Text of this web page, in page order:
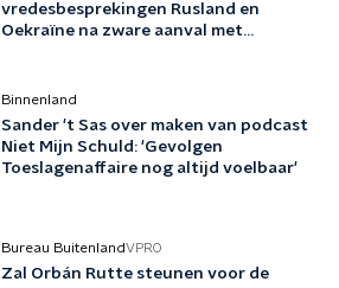
vredesbesprekingen Rusland en
Oekraïne na zware aanval met
Binnenland
Sander 't Sas over maken van podcast
Niet Mijn Schuld: 'Gevolgen
Toeslagenaffaire nog altijd voelbaar'
Bureau BuitenlandVPRO
Zal Orbán Rutte steunen voor de